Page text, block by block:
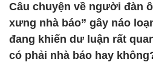
Câu chuyện về người đàn
xưng nhà báo” gây náo
đang khiến dư luận rất
có phải nhà báo hay